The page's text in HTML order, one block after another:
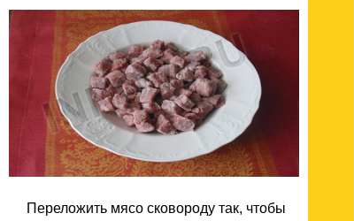
Переложить мясо сковороду так, чтобы